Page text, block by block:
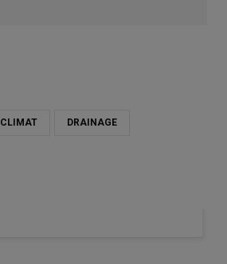
CLIMAT DRAINAGE